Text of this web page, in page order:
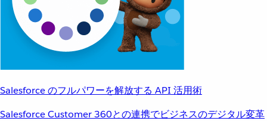
Salesforce のフルパワーを解放する API 活用術
Salesforce Customer 360との連携でビジネスのデジタル変革